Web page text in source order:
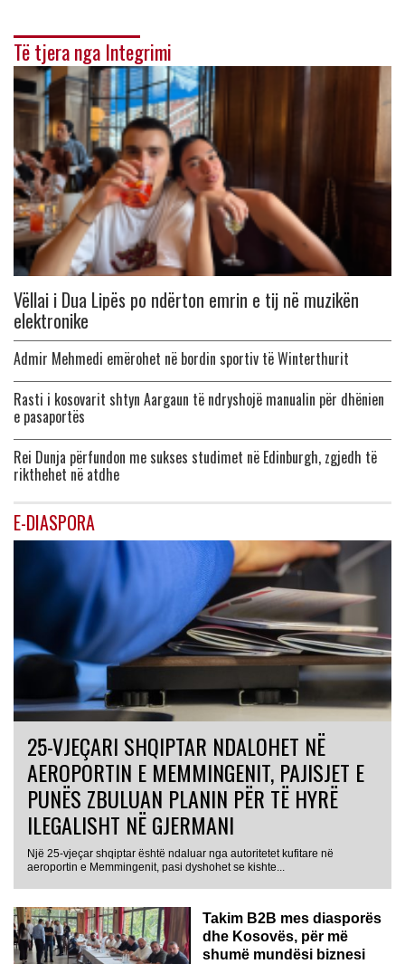
Të tjera nga Integrimi
Vëllai i Dua Lipës po ndërton emrin e tij në muzikën
elektronike
Admir Mehmedi emërohet në bordin sportiv të Winterthurit
Rasti i kosovarit shtyn Aargaun të ndryshojë manualin për dhënien
e pasaportës
Rei Dunja përfundon me sukses studimet në Edinburgh, zgjedh të
rikthehet në atdhe
E-DIASPORA
25-VJEÇARI SHQIPTAR NDALOHET NË
AEROPORTIN E MEMMINGENIT, PAJISJET E
PUNËS ZBULUAN PLANIN PËR TË HYRË
ILEGALISHT NË GJERMANI
Një 25-vjeçar shqiptar është ndaluar nga autoritetet kufitare në
aeroportin e Memmingenit, pasi dyshohet se kishte...
Takim B2B mes diasporës
dhe Kosovës, për më
shumë mundësi biznesi